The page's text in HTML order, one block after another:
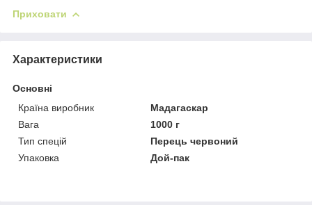
Приховати
Характеристики
Основні
Країна виробник
Мадагаскар
Вага
1000 г
Тип спецій
Перець червоний
Упаковка
Дой-пак